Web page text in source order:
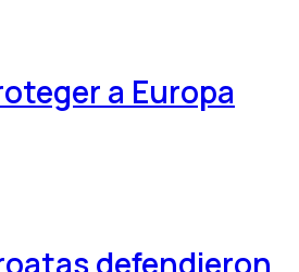
a Europa
defendieron